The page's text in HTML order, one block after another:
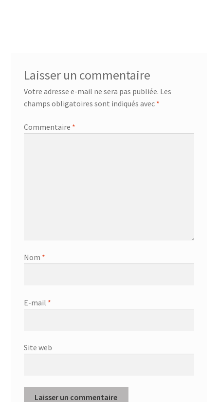
Laisser un commentaire
Votre adresse e-mail ne sera pas publiée. Les
champs obligatoires sont indiqués avec *
Commentaire *
Nom *
E-mail *
Site web